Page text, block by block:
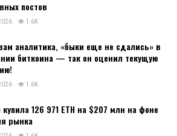
постов
1.6K
аналитика, «быки еще не сдались» в
биткоина — так он оценил текущую
1.6K
126 971 ETH на $207 млн на фоне
рынка